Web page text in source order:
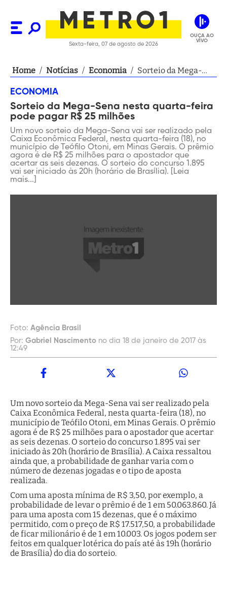
Sexta-feira, 07 de agosto de 2026
OUÇA AO
VIVO
Home / Notícias / Economia / Sorteio da Mega-
25 milhões
ECONOMIA
Sorteio da Mega-Sena nesta quarta-feira
pode pagar R$ 25 milhões
Um novo sorteio da Mega-Sena vai ser realizado pela
Caixa Econômica Federal, nesta quarta-feira (18), no
município de Teófilo Otoni, em Minas Gerais. O prêmio
agora é de R$ 25 milhões para o apostador que
acertar as seis dezenas. O sorteio do concurso 1.895
vai ser iniciado às 20h (horário de Brasília). [Leia
mais...]
Foto: Agência Brasil
Por: Gabriel Nascimento no dia 18 de janeiro de 2017 às
12:49
Um novo sorteio da Mega-Sena vai ser realizado pela
Caixa Econômica Federal, nesta quarta-feira (18), no
município de Teófilo Otoni, em Minas Gerais. O prêmio
agora é de R$ 25 milhões para o apostador que acertar
as seis dezenas. O sorteio do concurso 1.895 vai ser
iniciado às 20h (horário de Brasília). A Caixa ressaltou
ainda que, a probabilidade de ganhar varia com o
número de dezenas jogadas e o tipo de aposta
realizada.
Com uma aposta mínima de R$ 3,50, por exemplo, a
probabilidade de levar o prêmio é de 1 em 50.063.860. Já
para uma aposta com 15 dezenas, que é o máximo
permitido, com o preço de R$ 17.517,50, a probabilidade
de ficar milionário é de 1 em 10.003. Os jogos podem ser
feitos em qualquer lotérica do país até às 19h (horário
de Brasília) do dia do sorteio.